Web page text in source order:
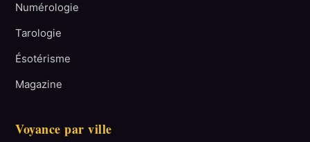
Numérologie
Tarologie
Ésotérisme
Magazine
Voyance par ville